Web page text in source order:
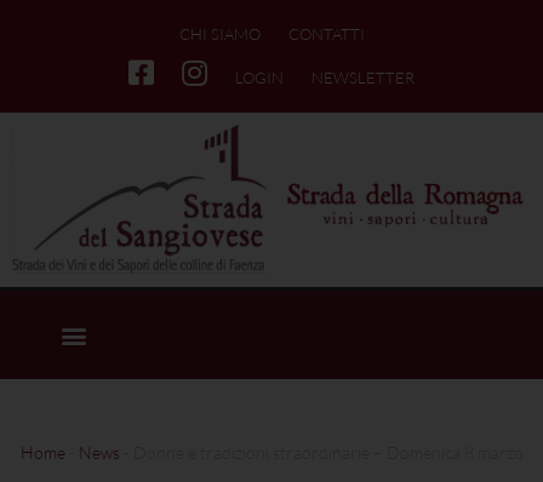
CHI SIAMO CONTATTI
LOGIN NEWSLETTER
Home News